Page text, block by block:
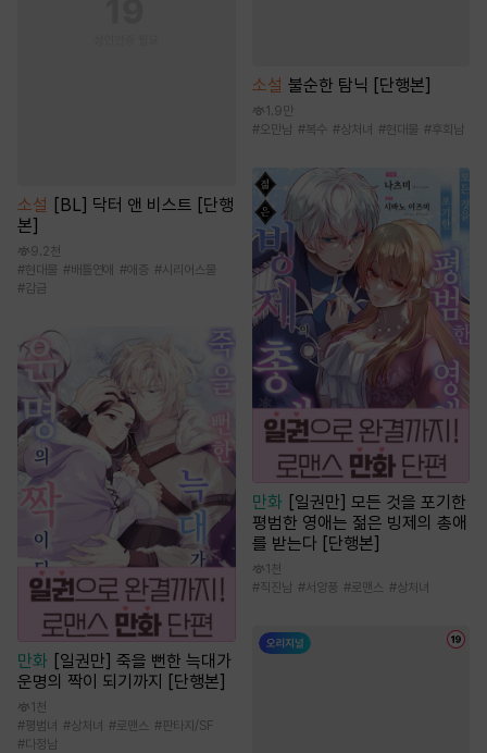
소설 [BL] 닥터 앤 비스트 [단행
본]
9.2천
#현대물 #배틀연애 #애증 #시리어스물
#감금
만화 [일권만] 죽을 뻔한 늑대가
운명의 짝이 되기까지 [단행본]
1천
#평범녀 #상처녀 #로맨스 #판타지/SF
#다정남
소설 불순한 탐닉 [단행본]
1.9만
#오만남 #복수 #상처녀 #현대물 #후회남
만화 [일권만] 모든 것을 포기한
평범한 영애는 젊은 빙제의 총애
를 받는다 [단행본]
1천
#직진남 #서양풍 #로맨스 #상처녀